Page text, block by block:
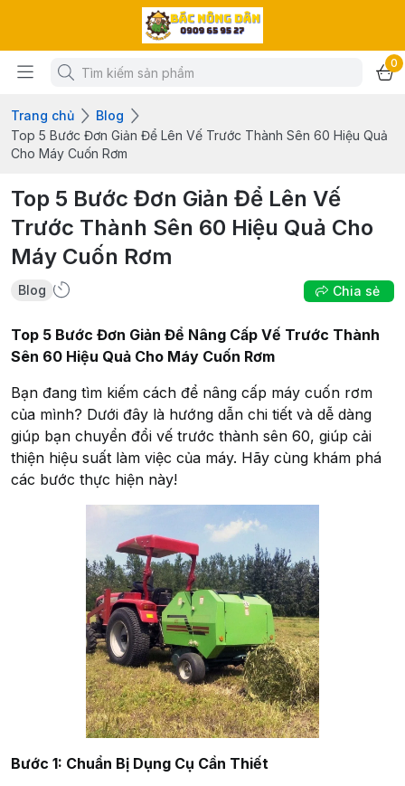
0
Trang chủ
Blog
Top 5 Bước Đơn Giản Để Lên Vế Trước Thành Sên 60 Hiệu Quả
Cho Máy Cuốn Rơm
Top 5 Bước Đơn Giản Để Lên Vế
Trước Thành Sên 60 Hiệu Quả Cho
Máy Cuốn Rơm
Blog Chia sẻ
Top 5 Bước Đơn Giản Để Nâng Cấp Vế Trước Thành
Sên 60 Hiệu Quả Cho Máy Cuốn Rơm
Bạn đang tìm kiếm cách để nâng cấp máy cuốn rơm
của mình? Dưới đây là hướng dẫn chi tiết và dễ dàng
giúp bạn chuyển đổi vế trước thành sên 60, giúp cải
thiện hiệu suất làm việc của máy. Hãy cùng khám phá
các bước thực hiện này!
Bước 1: Chuẩn Bị Dụng Cụ Cần Thiết